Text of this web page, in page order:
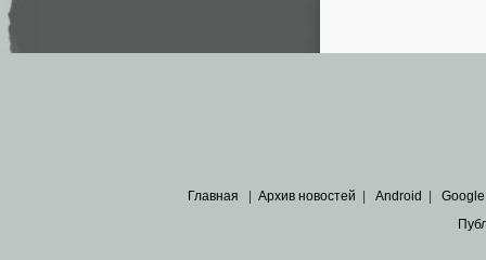
Главная Архив новостей Android Google